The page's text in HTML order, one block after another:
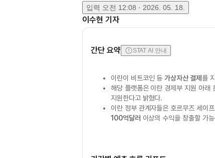
입력 오전 12:08 · 2026. 05. 18.
이수현 기자
간단 요약 STAT AI 안내
이란이 비트코인 등가상자산 결제 를
해당 플랫폼은 이란 경제부 지원 아래
지원한다고 밝혔다.
이란 정부 관계자들은 호르무즈 세이
100억달러 이상의 수익을 창출할 가